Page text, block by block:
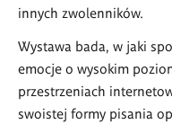
innych zwolenników.
Wystawa bada, w jaki
emocje o wysokim
przestrzeniach
swoistej formy pisania